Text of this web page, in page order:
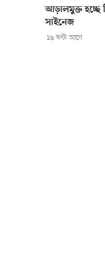
আড়ালমুক্ত হচ্ছে
সাইনেজ
১৯ ঘণ্টা আগে